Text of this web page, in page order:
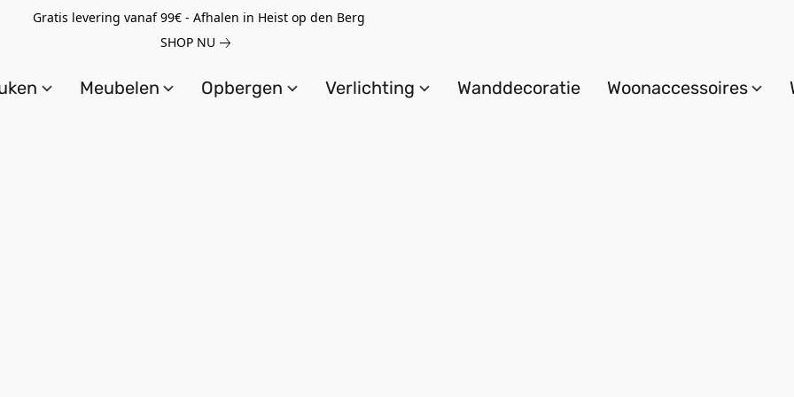
Gratis levering vanaf 99€ - Afhalen in Heist op den Berg
SHOP NU
Meubelen Opbergen Verlichting Wanddecoratie Woonaccessoires